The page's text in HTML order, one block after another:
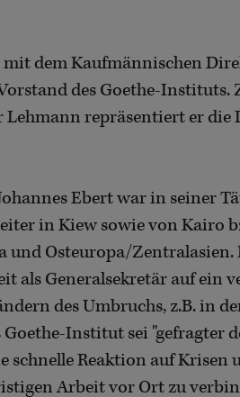
dem Kaufmännischen
des Goethe-Instituts.
Lehmann repräsentiert er
Ebert war in seiner
in Kiew sowie von Kairo
und Osteuropa/Zentralasien.
als Generalsekretär auf ein
des Umbruchs, z.B. in
Institut sei "gefragter
schnelle Reaktion auf Krisen
Arbeit vor Ort zu